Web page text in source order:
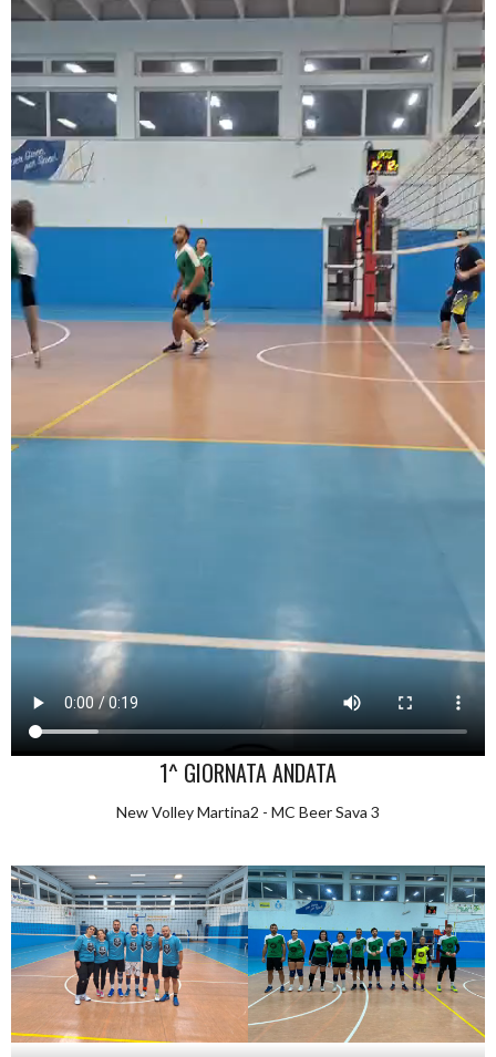
1^ GIORNATA ANDATA
New Volley Martina2 - MC Beer Sava 3